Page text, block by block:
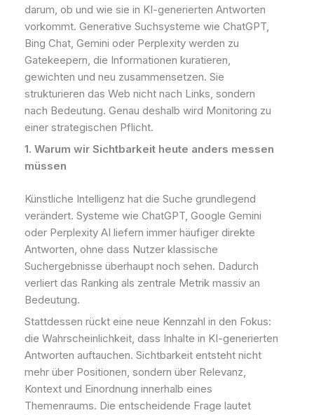
darum, ob und wie sie in KI-generierten Antworten
vorkommt. Generative Suchsysteme wie ChatGPT,
Bing Chat, Gemini oder Perplexity werden zu
Gatekeepern, die Informationen kuratieren,
gewichten und neu zusammensetzen. Sie
strukturieren das Web nicht nach Links, sondern
nach Bedeutung. Genau deshalb wird Monitoring zu
einer strategischen Pflicht.
1. Warum wir Sichtbarkeit heute anders messen
müssen
Künstliche Intelligenz hat die Suche grundlegend
verändert. Systeme wie ChatGPT, Google Gemini
oder Perplexity AI liefern immer häufiger direkte
Antworten, ohne dass Nutzer klassische
Suchergebnisse überhaupt noch sehen. Dadurch
verliert das Ranking als zentrale Metrik massiv an
Bedeutung.
Stattdessen rückt eine neue Kennzahl in den Fokus:
die Wahrscheinlichkeit, dass Inhalte in KI-generierten
Antworten auftauchen. Sichtbarkeit entsteht nicht
mehr über Positionen, sondern über Relevanz,
Kontext und Einordnung innerhalb eines
Themenraums. Die entscheidende Frage lautet